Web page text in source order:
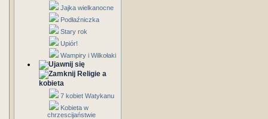
Jajka wielkanocne
Podłaźniczka
Stary rok
Upiór!
Wampiry i Wilkołaki
Religie a
kobieta
7 kobiet Watykanu
Kobieta w
chrzescijaństwie